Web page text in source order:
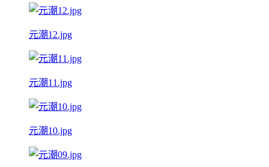
元潮12.jpg
元潮11.jpg
元潮10.jpg